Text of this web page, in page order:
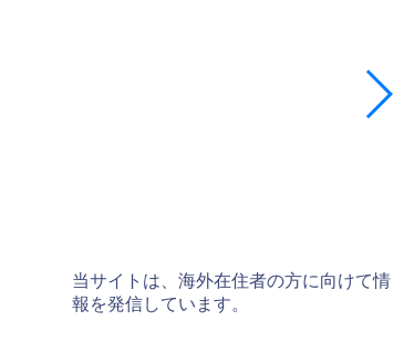
当サイトは、海外在住者の方に向けて情
報を発信しています。